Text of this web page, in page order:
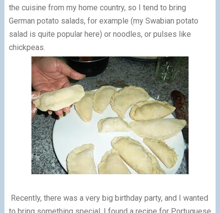
the cuisine from my home country, so I tend to bring
German potato salads, for example (my Swabian potato
salad is quite popular here) or noodles, or pulses like
chickpeas.
Recently, there was a very big birthday party, and I wanted